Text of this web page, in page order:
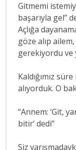
Gitmemi
başarıyla gel”
Açlığa
göze alıp
gerekiyordu ve
Kaldığımız
alıyorduk. O
“Annem: ‘Git,
bitir’ dedi”
Siz